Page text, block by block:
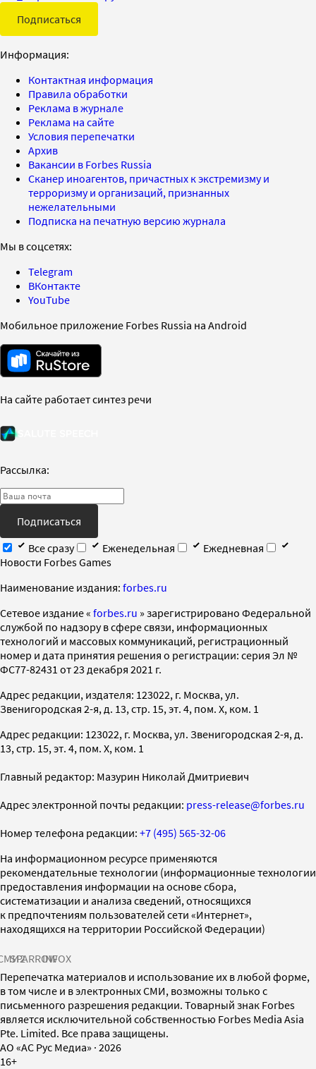
Подписаться
Информация:
Контактная информация
Правила обработки
Реклама в журнале
Реклама на сайте
Условия перепечатки
Архив
Вакансии в Forbes Russia
Сканер иноагентов, причастных к экстремизму и
терроризму и организаций, признанных
нежелательными
Подписка на печатную версию журнала
Мы в соцсетях:
Telegram
ВКонтакте
YouTube
Мобильное приложение Forbes Russia на Android
На сайте работает синтез речи
Рассылка:
Подписаться
Все сразу
Еженедельная
Ежедневная
Новости Forbes Games
Наименование издания: forbes.ru
Cетевое издание « forbes.ru » зарегистрировано Федеральной
службой по надзору в сфере связи, информационных
технологий и массовых коммуникаций, регистрационный
номер и дата принятия решения о регистрации: серия Эл №
ФС77-82431 от 23 декабря 2021 г.
Адрес редакции, издателя: 123022, г. Москва, ул.
Звенигородская 2-я, д. 13, стр. 15, эт. 4, пом. X, ком. 1
Адрес редакции: 123022, г. Москва, ул. Звенигородская 2-я, д.
13, стр. 15, эт. 4, пом. X, ком. 1
Главный редактор: Мазурин Николай Дмитриевич
Адрес электронной почты редакции: press-release@forbes.ru
Номер телефона редакции: +7 (495) 565-32-06
На информационном ресурсе применяются
рекомендательные технологии (информационные технологии
предоставления информации на основе сбора,
систематизации и анализа сведений, относящихся
к предпочтениям пользователей сети «Интернет»,
находящихся на территории Российской Федерации)
SPARROWINFOX
Перепечатка материалов и использование их в любой форме,
в том числе и в электронных СМИ, возможны только с
письменного разрешения редакции. Товарный знак Forbes
является исключительной собственностью Forbes Media Asia
Pte. Limited. Все права защищены.
AO «АС Рус Медиа» · 2026
16+